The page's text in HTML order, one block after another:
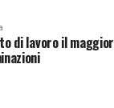
di lavoro il